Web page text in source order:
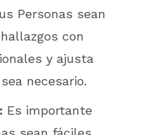
Personas sean
con
y ajusta
necesario.
Es importante